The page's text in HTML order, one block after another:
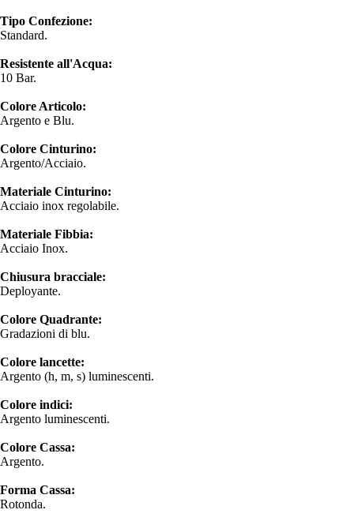
Tipo Confezione:
Standard.
Resistente all'Acqua:
10 Bar.
Colore Articolo:
Argento e Blu.
Colore Cinturino:
Argento/Acciaio.
Materiale Cinturino:
Acciaio inox regolabile.
Materiale Fibbia:
Acciaio Inox.
Chiusura bracciale:
Deployante.
Colore Quadrante:
Gradazioni di blu.
Colore lancette:
Argento (h, m, s) luminescenti.
Colore indici:
Argento luminescenti.
Colore Cassa:
Argento.
Forma Cassa:
Rotonda.